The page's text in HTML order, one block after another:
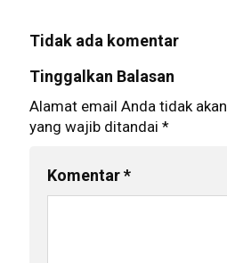
Tidak ada komentar
Tinggalkan Balasan
Alamat email Anda tidak
yang wajib ditandai *
Komentar*